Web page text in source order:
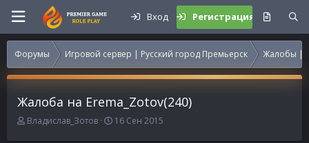
Вход Регистрация
Форумы Игровой сервер | Русский город Премьерск Жалобы |
Жалоба на Erema_Zotov(240)
А
Владислав_Зотов
Д16 Сен 2015